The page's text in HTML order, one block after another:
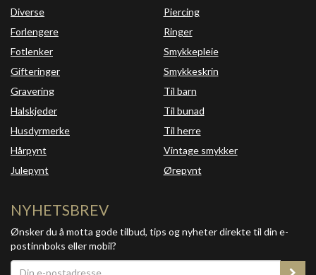
Diverse
Forlengere
Fotlenker
Gifteringer
Gravering
Halskjeder
Husdyrmerke
Hårpynt
Julepynt
Piercing
Ringer
Smykkepleie
Smykkeskrin
Til barn
Til bunad
Til herre
Vintage smykker
Ørepynt
NYHETSBREV
Ønsker du å motta gode tilbud, tips og nyheter direkte til din e-
postinnboks eller mobil?